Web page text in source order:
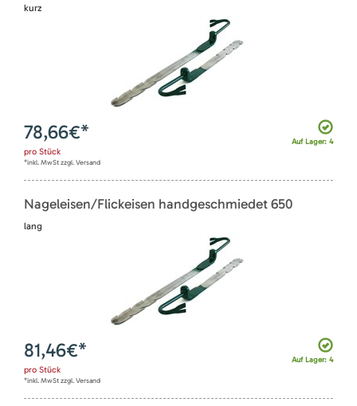
kurz
Auf Lager: 4
78,66€*
pro Stück
*inkl. MwSt zzgl. Versand
Nageleisen/Flickeisen handgeschmiedet 650
lang
Auf Lager: 4
81,46€*
pro Stück
*inkl. MwSt zzgl. Versand